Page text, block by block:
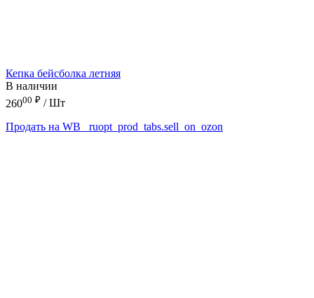
Кепка бейсболка летняя
В наличии
26000 ₽ / Шт
Продать на WB
_ruopt_prod_tabs.sell_on_ozon